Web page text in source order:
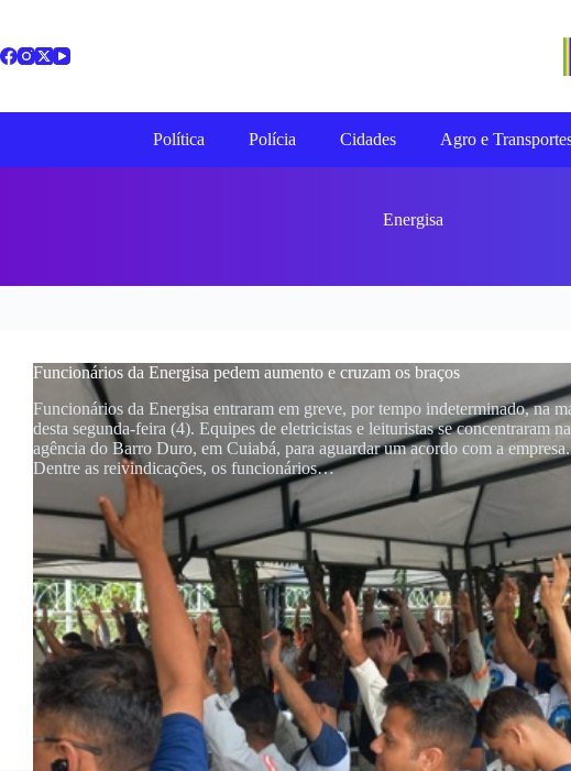
o
conteúdo
Política Polícia Cidades Agro e
Energisa
Funcionários da Energisa pedem aumento e cruzam os braços
Funcionários da Energisa entraram em greve, por tempo indeterminado, na
desta segunda-feira (4). Equipes de eletricistas e leituristas se concentraram na
agência do Barro Duro, em Cuiabá, para aguardar um acordo com a empresa.
Dentre as reivindicações, os funcionários…